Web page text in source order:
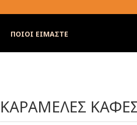
ΠΟΙΟΙ ΕΙΜΑΣΤΕ
ΚΑΡΑΜΕΛΕΣ